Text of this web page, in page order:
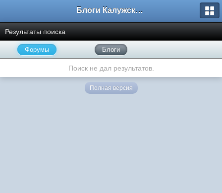
Блоги Калужского перекрестка
Результаты поиска
Форумы Блоги
Поиск не дал результатов.
Полная версия